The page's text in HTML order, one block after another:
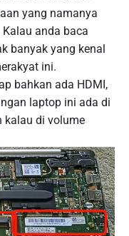
yang namanya
anda baca
banyak yang kenal
ini.
bahkan ada HDMI,
laptop ini ada di
kalau di volume